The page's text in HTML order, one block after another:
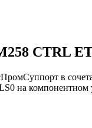
CTRL
в
на компонентном